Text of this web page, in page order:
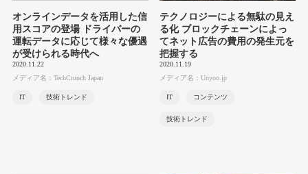
オンラインデータを活用した信
用スコアの登場 ドライバーの
運転データに応じて様々な優遇
が受けられる時代へ
2020.11.22
メディア名：TechCrunch Japan
IT 技術トレンド
テクノロジーによる無駄の見え
る化 ブロックチェーンによっ
てネット広告の費用の発生元を
把握する
2020.11.19
メディア名：Unyoo.jp
IT コンテンツ
技術トレンド